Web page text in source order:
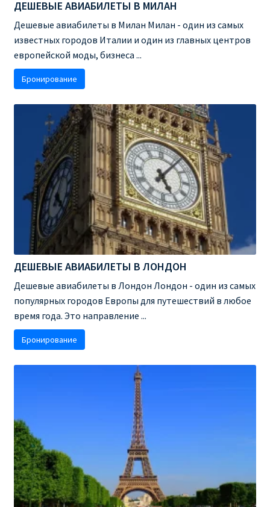
Барселона
БИЛЕТЫ RYANAIR | ПОИСК ЛУЧШЕЙ ЦЕНЫ |
БРОНИРОВАНИЕ
БИЛЕТЫ RYANAIR НА ЗАВТРА КУПИТЬ ОНЛАЙН
ДЕШЕВЫЕ АВИАБИЛЕТЫ В БАРСЕЛОНУ
ДЕШЕВЫЕ АВИАБИЛЕТЫ В БЕРЛИН
ДЕШЕВЫЕ АВИАБИЛЕТЫ В БУХАРЕСТ
ДЕШЕВЫЕ АВИАБИЛЕТЫ В ВАРШАВУ
ДЕШЕВЫЕ АВИАБИЛЕТЫ В ВЕНУ
ДЕШЕВЫЕ АВИАБИЛЕТЫ В МИЛАН
ДЕШЕВЫЕ АВИАБИЛЕТЫ В ПАРИЖ
ДЕШЕВЫЕ АВИАБИЛЕТЫ НА КИПР
ИНФОРМАЦИЯ ДЛЯ ПАССАЖИРОВ
ВЫБОР И БРОНИРОВАНИЯ МЕСТ В RYANAIR
ЗАДЕРЖКА, ОТМЕНА, ПЕРЕНОС РЕЙСОВ RYANAIR
ИЗМЕНЕНИЕ БРОНИРОВАНИЯ
ДЕШЕВЫЕ АВИАБИЛЕТЫ В МИЛАН
Дешевые авиабилеты в Милан Милан - один из самых
известных городов Италии и один из главных центров
европейской моды, бизнеса ...
Бронирование
ДЕШЕВЫЕ АВИАБИЛЕТЫ В ЛОНДОН
Дешевые авиабилеты в Лондон Лондон - один из самых
популярных городов Европы для путешествий в любое
время года. Это направление ...
Бронирование